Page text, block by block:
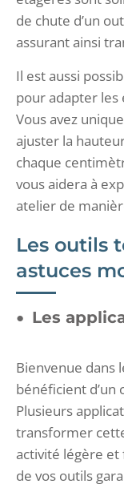
de chute d’un
assurant ainsi
Il est aussi
pour adapter les
Vous avez
ajuster la
chaque
vous aidera à
atelier de
Les outils
astuces
Les
Bienvenue dans
bénéficient d’un
Plusieurs
transformer
activité légère et
de vos outils